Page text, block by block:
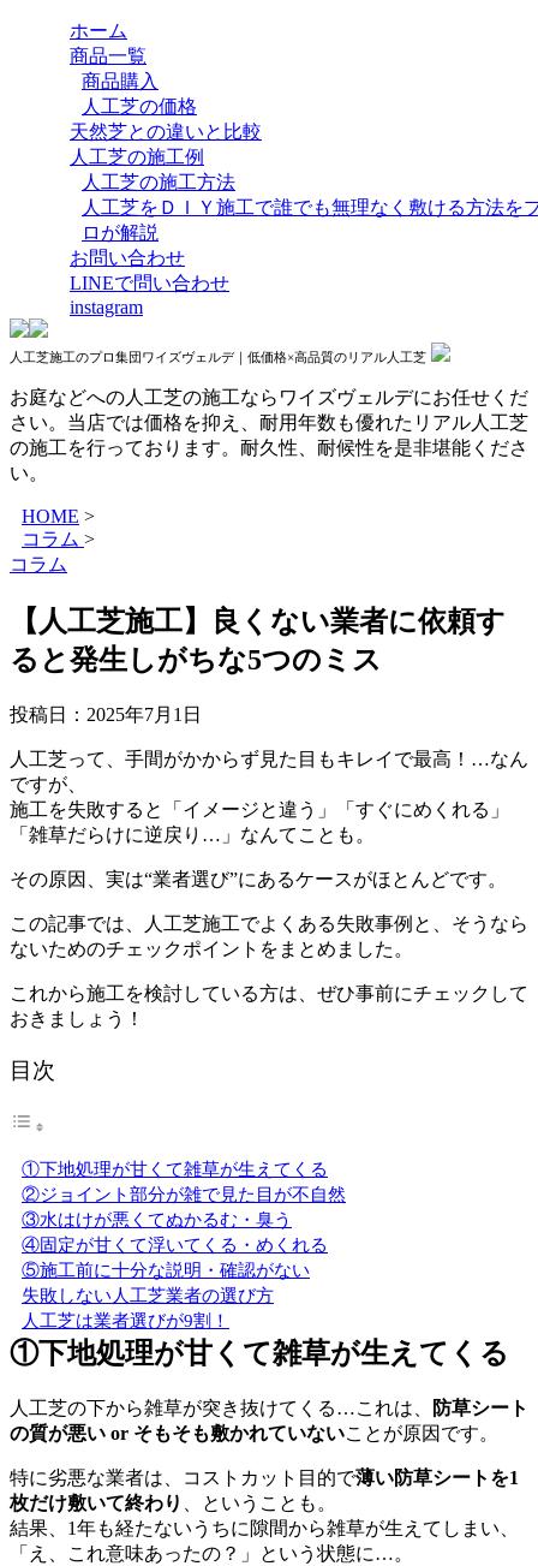
ホーム
商品一覧
商品購入
人工芝の価格
天然芝との違いと比較
人工芝の施工例
人工芝の施工方法
人工芝をＤＩＹ施工で誰でも無理なく敷ける方法を
ロが解説
お問い合わせ
LINEで問い合わせ
instagram
人工芝施工のプロ集団ワイズヴェルデ｜低価格×高品質のリアル人工芝
お庭などへの人工芝の施工ならワイズヴェルデにお任せくだ
さい。当店では価格を抑え、耐用年数も優れたリアル人工芝
の施工を行っております。耐久性、耐候性を是非堪能くださ
い。
HOME >
コラム >
コラム
【人工芝施工】良くない業者に依頼す
ると発生しがちな5つのミス
投稿日： 2025年7月1日
人工芝って、手間がかからず見た目もキレイで最高！…なん
ですが、
施工を失敗すると「イメージと違う」「すぐにめくれる」
「雑草だらけに逆戻り…」なんてことも。
その原因、実は“業者選び”にあるケースがほとんどです。
この記事では、人工芝施工でよくある失敗事例と、そうなら
ないためのチェックポイントをまとめました。
これから施工を検討している方は、ぜひ事前にチェックして
おきましょう！
目次
①下地処理が甘くて雑草が生えてくる
②ジョイント部分が雑で見た目が不自然
③水はけが悪くてぬかるむ・臭う
④固定が甘くて浮いてくる・めくれる
⑤施工前に十分な説明・確認がない
失敗しない人工芝業者の選び方
人工芝は業者選びが9割！
①下地処理が甘くて雑草が生えてくる
人工芝の下から雑草が突き抜けてくる…これは、
防草シート
の質が悪い or そもそも敷かれていないことが原因です。
特に劣悪な業者は、コストカット目的で薄い防草シートを1
枚だけ敷いて終わり
、ということも。
結果、1年も経たないうちに隙間から雑草が生えてしまい、
「え、これ意味あったの？」という状態に…。